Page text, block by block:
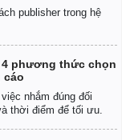
publisher trong hệ
4 phương thức chọn
cáo
nhắm đúng đối
thời điểm để tối ưu.